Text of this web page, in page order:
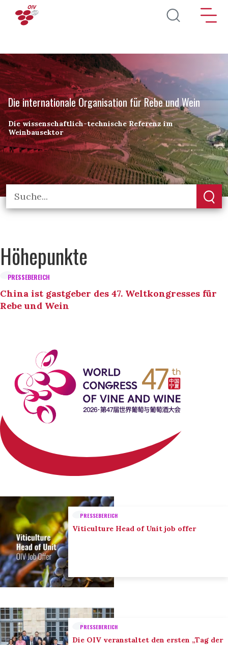
Direkt zum Inhalt
Die internationale Organisation für Rebe und Wein
Die wissenschaftlich-technische Referenz im
Weinbausektor
Höhepunkte
PRESSEBEREICH
China ist gastgeber des 47. Weltkongresses für
Rebe und Wein
PRESSEBEREICH
Viticulture Head of Unit job offer
PRESSEBEREICH
Die OIV veranstaltet den ersten „Tag der